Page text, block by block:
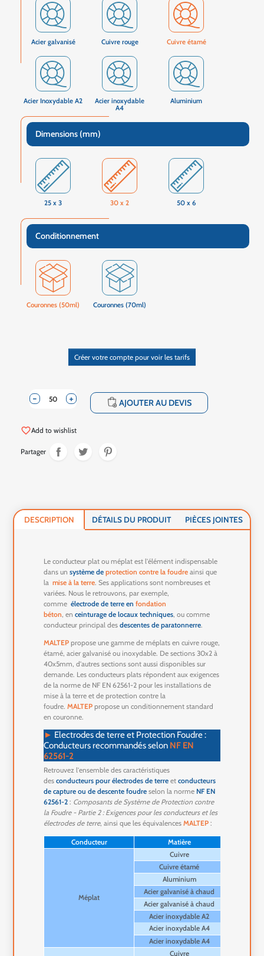
Acier galvanisé Cuivre rouge Cuivre étamé
Acier Inoxydable A2
Acier inoxydable
A4
Aluminium
Dimensions (mm)
25 x 3 30 x 2 50 x 6
Conditionnement
Couronnes (50ml) Couronnes (70ml)
Créer votre compte pour voir les tarifs
+
- shopping_cart AJOUTER AU DEVIS
favorite_borderAdd to wishlist
Partager
DESCRIPTION DÉTAILS DU PRODUIT PIÈCES JOINTES
Le conducteur plat ou méplat est l'élément indispensable
dans unsystème deprotection contre la foudre ainsi que
la mise à la terre. Ses applications sont nombreuses et
variées. Nous le retrouvons, par exemple,
comme électrode de terre enfondation
béton, enceinturage de locaux techniques, ou comme
conducteur principal des descentes de paratonnerre.
MALTEP propose une gamme de méplats en cuivre rouge,
étamé, acier galvanisé ou inoxydable. De sections 30x2 à
40x5mm, d'autres sections sont aussi disponibles sur
demande. Les conducteurs plats répondent aux exigences
de la norme de NF EN 62561-2 pour les installations de
mise à la terre et de protection contre la
foudre.MALTEP propose un conditionnement standard
en couronne.
► Electrodes de terre et Protection Foudre :
Conducteurs recommandés selon NF EN
62561-2
Retrouvez l'ensemble des caractéristiques
desconducteurs pour électrodes de terre etconducteurs
de capture ou de descente foudreselon la norme NF EN
62561-2 : Composants de Système de Protection contre
la Foudre - Partie 2 : Exigences pour les conducteurs et les
électrodes de terre, ainsi que les équivalencesMALTEP :
Conducteur Matière
Méplat
Cuivre
Cuivre étamé
Aluminium
Acier galvanisé à chaud
Acier galvanisé à chaud
Acier inoxydable A2
Acier inoxydable A4
Acier inoxydable A4
Cuivre